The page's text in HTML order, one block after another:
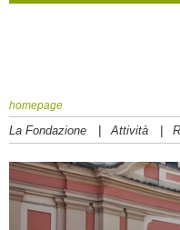
homepage
La Fondazione | Attività |